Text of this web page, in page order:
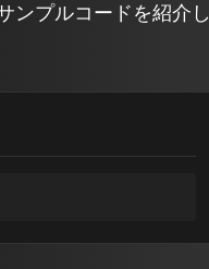
ンプルコードを紹介し